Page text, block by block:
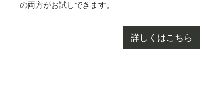
の両方がお試しできます。
詳しくはこちら